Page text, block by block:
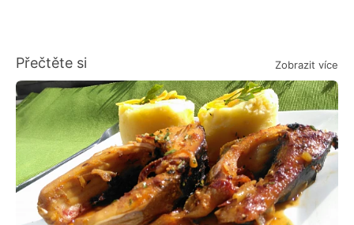
Přečtěte si Zobrazit více